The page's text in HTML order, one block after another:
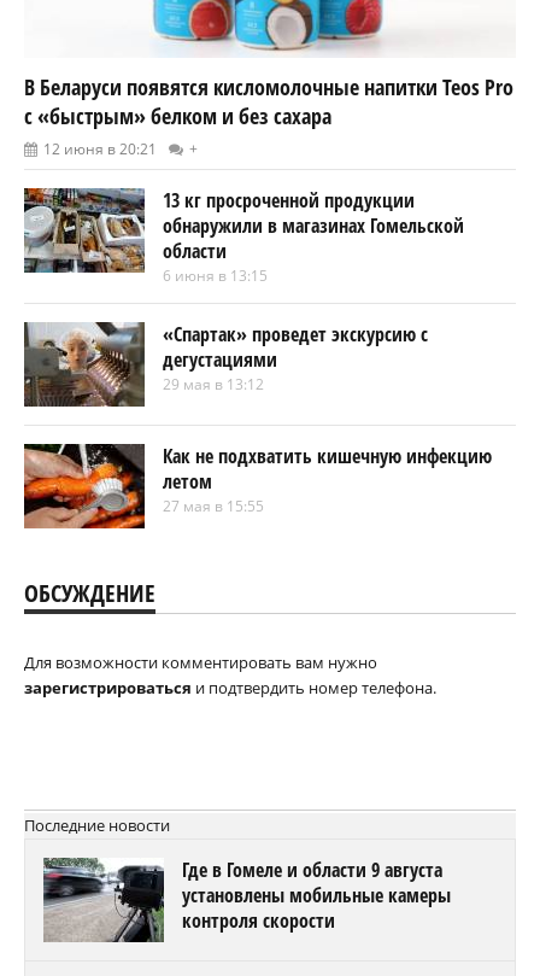
В Беларуси появятся кисломолочные напитки Teos Pro
с «быстрым» белком и без сахара
12 июня в 20:21 +
13 кг просроченной продукции
обнаружили в магазинах Гомельской
области
6 июня в 13:15
«Спартак» проведет экскурсию с
дегустациями
29 мая в 13:12
Как не подхватить кишечную инфекцию
летом
27 мая в 15:55
ОБСУЖДЕНИЕ
Для возможности комментировать вам нужно
зарегистрироваться и подтвердить номер телефона.
Последние новости
Где в Гомеле и области 9 августа
установлены мобильные камеры
контроля скорости